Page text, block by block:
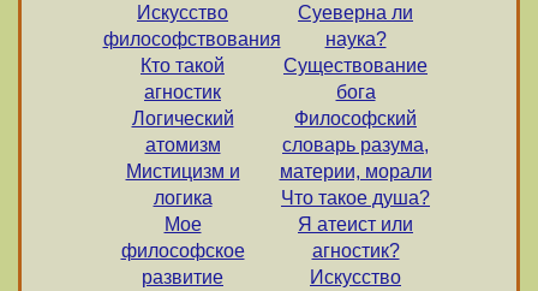
Искусство
философствования
Кто такой
агностик
Логический
атомизм
Мистицизм и
логика
Мое
философское
развитие
Суеверна ли
наука?
Существование
бога
Философский
словарь разума,
материи, морали
Что такое душа?
Я атеист или
агностик?
Искусство